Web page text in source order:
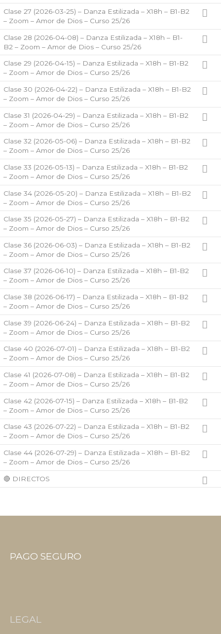
Clase 27 (2026-03-25) – Danza Estilizada – X18h – B1-B2
– Zoom – Amor de Dios – Curso 25/26
Clase 28 (2026-04-08) – Danza Estilizada – X18h – B1-
B2 – Zoom – Amor de Dios – Curso 25/26
Clase 29 (2026-04-15) – Danza Estilizada – X18h – B1-B2
– Zoom – Amor de Dios – Curso 25/26
Clase 30 (2026-04-22) – Danza Estilizada – X18h – B1-B2
– Zoom – Amor de Dios – Curso 25/26
Clase 31 (2026-04-29) – Danza Estilizada – X18h – B1-B2
– Zoom – Amor de Dios – Curso 25/26
Clase 32 (2026-05-06) – Danza Estilizada – X18h – B1-B2
– Zoom – Amor de Dios – Curso 25/26
Clase 33 (2026-05-13) – Danza Estilizada – X18h – B1-B2
– Zoom – Amor de Dios – Curso 25/26
Clase 34 (2026-05-20) – Danza Estilizada – X18h – B1-B2
– Zoom – Amor de Dios – Curso 25/26
Clase 35 (2026-05-27) – Danza Estilizada – X18h – B1-B2
– Zoom – Amor de Dios – Curso 25/26
Clase 36 (2026-06-03) – Danza Estilizada – X18h – B1-B2
– Zoom – Amor de Dios – Curso 25/26
Clase 37 (2026-06-10) – Danza Estilizada – X18h – B1-B2
– Zoom – Amor de Dios – Curso 25/26
Clase 38 (2026-06-17) – Danza Estilizada – X18h – B1-B2
– Zoom – Amor de Dios – Curso 25/26
Clase 39 (2026-06-24) – Danza Estilizada – X18h – B1-B2
– Zoom – Amor de Dios – Curso 25/26
Clase 40 (2026-07-01) – Danza Estilizada – X18h – B1-B2
– Zoom – Amor de Dios – Curso 25/26
Clase 41 (2026-07-08) – Danza Estilizada – X18h – B1-B2
– Zoom – Amor de Dios – Curso 25/26
Clase 42 (2026-07-15) – Danza Estilizada – X18h – B1-B2
– Zoom – Amor de Dios – Curso 25/26
Clase 43 (2026-07-22) – Danza Estilizada – X18h – B1-B2
– Zoom – Amor de Dios – Curso 25/26
Clase 44 (2026-07-29) – Danza Estilizada – X18h – B1-B2
– Zoom – Amor de Dios – Curso 25/26
🔴 DIRECTOS
PAGO SEGURO
LEGAL